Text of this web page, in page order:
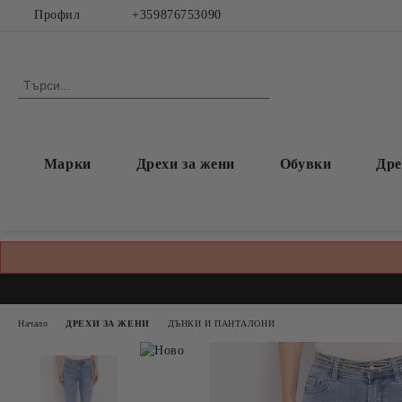
Профил +359876753090
Марки Дрехи за жени Обувки
Начало ДРЕХИ ЗА ЖЕНИ ДЪНКИ И ПАНТАЛОНИ